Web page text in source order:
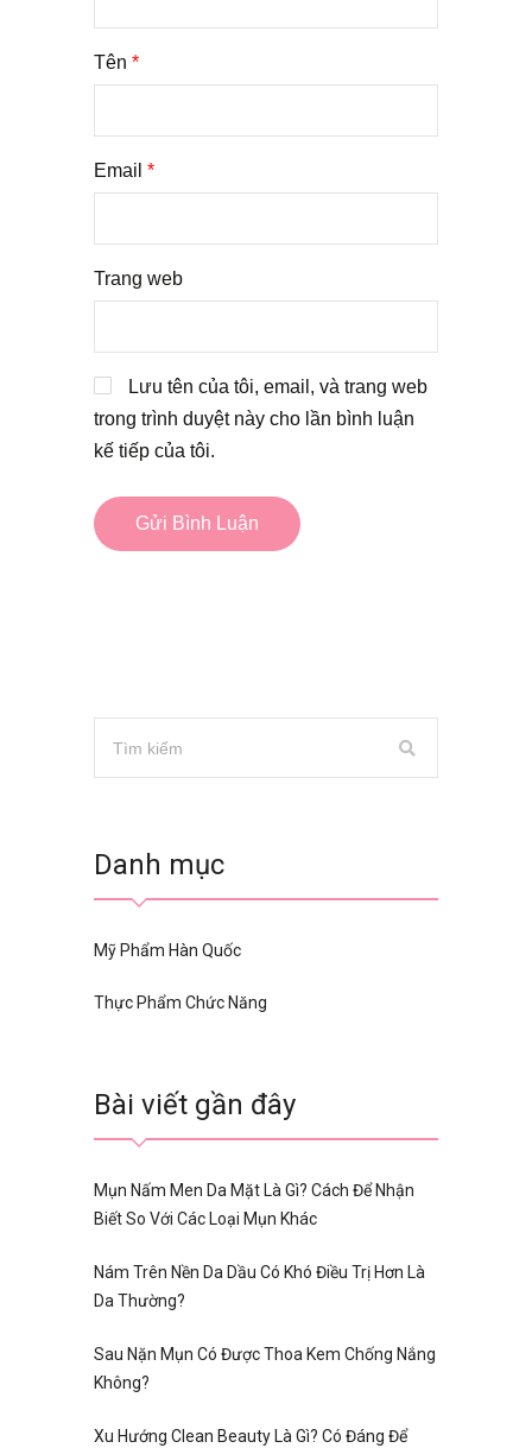
Tên *
Email *
Trang web
Lưu tên của tôi, email, và trang web
trong trình duyệt này cho lần bình luận
kế tiếp của tôi.
Danh mục
Mỹ Phẩm Hàn Quốc
Thực Phẩm Chức Năng
Bài viết gần đây
Mụn Nấm Men Da Mặt Là Gì? Cách Để Nhận
Biết So Với Các Loại Mụn Khác
Nám Trên Nền Da Dầu Có Khó Điều Trị Hơn Là
Da Thường?
Sau Nặn Mụn Có Được Thoa Kem Chống Nắng
Không?
Xu Hướng Clean Beauty Là Gì? Có Đáng Để